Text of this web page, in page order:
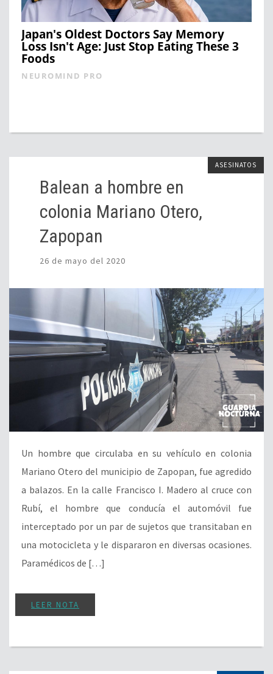
Japan's Oldest Doctors Say Memory
Loss Isn't Age: Just Stop Eating These 3
Foods
NEUROMIND PRO
ASESINATOS
Balean a hombre en
colonia Mariano Otero,
Zapopan
26 de mayo del 2020
Un hombre que circulaba en su vehículo en colonia
Mariano Otero del municipio de Zapopan, fue agredido
a balazos. En la calle Francisco I. Madero al cruce con
Rubí, el hombre que conducía el automóvil fue
interceptado por un par de sujetos que transitaban en
una motocicleta y le dispararon en diversas ocasiones.
Paramédicos de […]
LEER NOTA